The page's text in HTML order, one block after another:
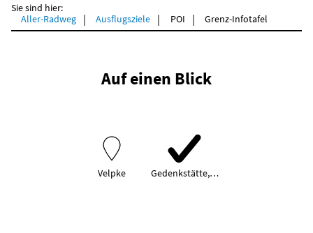
Sie sind hier:
Aller-Radweg
Ausflugsziele POI Grenz-Infotafel
Auf einen Blick
Velpke Gedenkstätte,…